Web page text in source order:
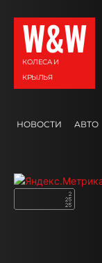
W&W
КОЛЕСА И
КРЫЛЬЯ
НОВОСТИ АВТО